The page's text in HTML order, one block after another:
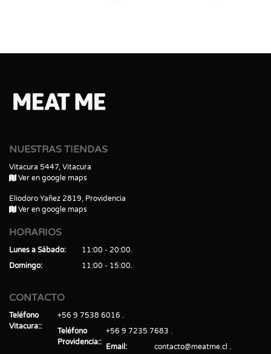
NUESTRAS TIENDAS
Vitacura 5447, Vitacura
Ver en google maps
Eliodoro Yañez 2819, Providencia
Ver en google maps
HORARIOS
Lunes a Sábado
11:00 - 20:00
Domingo
11:00 - 15:00
CONTACTO
Teléfono
Vitacura:
+56 9 7538 6016
Teléfono
Providencia:
+56 9 7235 7683
Email
contacto@meatme.cl